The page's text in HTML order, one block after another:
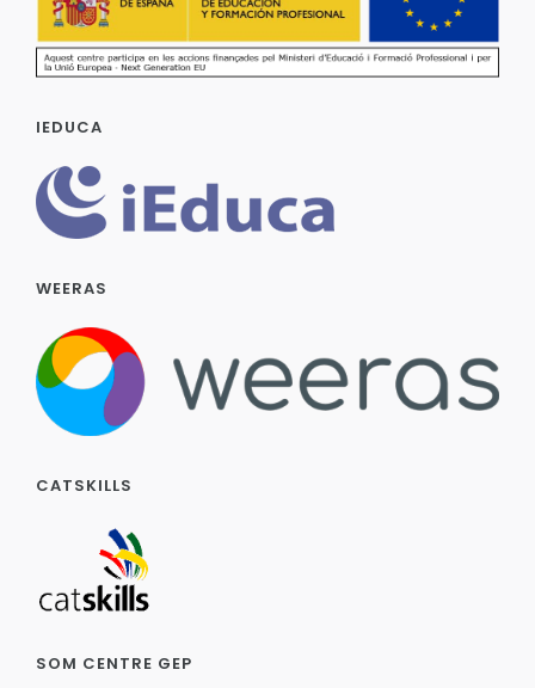
IEDUCA
WEERAS
CATSKILLS
SOM CENTRE GEP